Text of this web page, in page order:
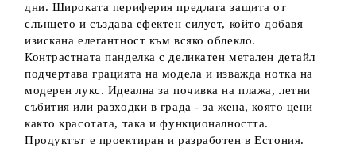
дни. Широката периферия предлага защита от
слънцето и създава ефектен силует, който добавя
изискана елегантност към всяко облекло.
Контрастната панделка с деликатен метален детайл
подчертава грацията на модела и изважда нотка на
модерен лукс. Идеална за почивка на плажа, летни
събития или разходки в града - за жена, която цени
както красотата, така и функционалността.
Продуктът е проектиран и разработен в Естония.